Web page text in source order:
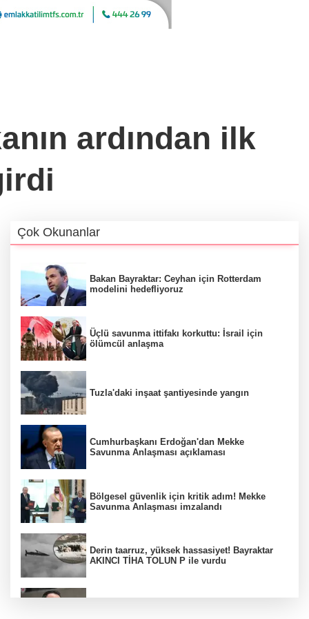
ardından ilk
Çok Okunanlar
Bakan Bayraktar: Ceyhan için Rotterdam
modelini hedefliyoruz
Üçlü savunma ittifakı korkuttu: İsrail için
ölümcül anlaşma
Tuzla'daki inşaat şantiyesinde yangın
Cumhurbaşkanı Erdoğan'dan Mekke
Savunma Anlaşması açıklaması
Bölgesel güvenlik için kritik adım! Mekke
Savunma Anlaşması imzalandı
Derin taarruz, yüksek hassasiyet! Bayraktar
AKINCI TİHA TOLUN P ile vurdu